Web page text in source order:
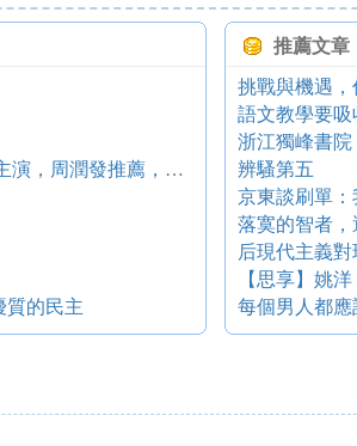
劉德華入行的第一部電影《投奔怒海》，林子祥主演，周潤發推薦，兩岸遭禁
質的民主
推薦文章
語文教學要
浙江獨峰書
辨騷第五
京東談刷單
落寞的智者
后現代主義
【思享】姚
每個男人都應